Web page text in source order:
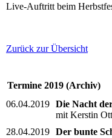
Live-Auftritt beim
Zurück zur Übersicht
Termine 2019 (Archiv)
06.04.2019 Die Nacht
mit Kerstin
28.04.2019 Der bunte